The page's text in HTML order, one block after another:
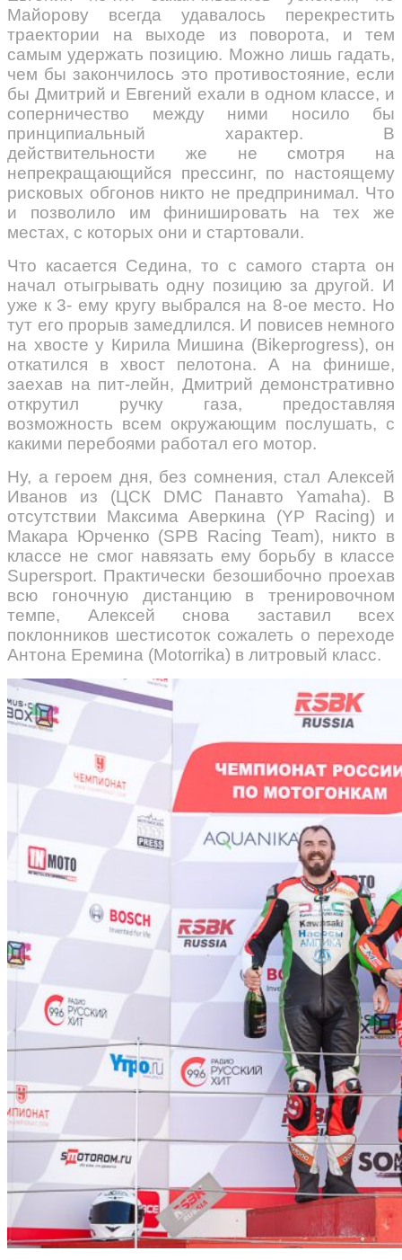
Майорову всегда удавалось перекрестить
траектории на выходе из поворота, и тем
самым удержать позицию. Можно лишь гадать,
чем бы закончилось это противостояние, если
бы Дмитрий и Евгений ехали в одном классе, и
соперничество между ними носило бы
принципиальный характер. В
действительности же не смотря на
непрекращающийся прессинг, по настоящему
рисковых обгонов никто не предпринимал. Что
и позволило им финишировать на тех же
местах, с которых они и стартовали.
Что касается Седина, то с самого старта он
начал отыгрывать одну позицию за другой. И
уже к 3- ему кругу выбрался на 8-ое место. Но
тут его прорыв замедлился. И повисев немного
на хвосте у Кирила Мишина (Bikeprogress), он
откатился в хвост пелотона. А на финише,
заехав на пит-лейн, Дмитрий демонстративно
открутил ручку газа, предоставляя
возможность всем окружающим послушать, с
какими перебоями работал его мотор.
Ну, а героем дня, без сомнения, стал Алексей
Иванов из (ЦСК DMC Панавто Yamaha). В
отсутствии Максима Аверкина (YP Racing) и
Макара Юрченко (SPB Racing Team), никто в
классе не смог навязать ему борьбу в классе
Supersport. Практически безошибочно проехав
всю гоночную дистанцию в тренировочном
темпе, Алексей снова заставил всех
поклонников шестисоток сожалеть о переходе
Антона Еремина (Motorrika) в литровый класс.